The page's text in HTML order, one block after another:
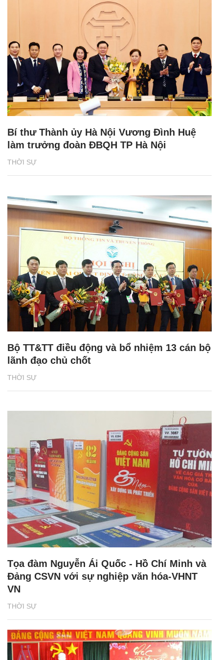
THỜI SỰ
Bí thư Thành ủy Hà Nội Vương Đình Huệ
làm trưởng đoàn ĐBQH TP Hà Nội
THỜI SỰ
Bộ TT&TT điều động và bổ nhiệm 13 cán bộ
lãnh đạo chủ chốt
THỜI SỰ
Tọa đàm Nguyễn Ái Quốc - Hồ Chí Minh và
Đảng CSVN với sự nghiệp văn hóa-VHNT
VN